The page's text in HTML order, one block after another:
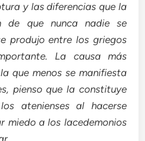
y las diferencias que la
de que nunca nadie se
produjo entre los griegos
La causa más
que menos se manifiesta
pienso que la constituye
atenienses al hacerse
miedo a los lacedemonios